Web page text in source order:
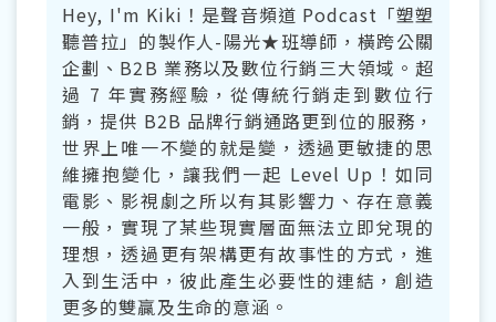
Hey, I'm Kiki！是聲音頻道 Podcast「塑塑
聽普拉」的製作人-陽光★班導師，橫跨公關
企劃、B2B 業務以及數位行銷三大領域。超
過 7 年實務經驗，從傳統行銷走到數位行
銷，提供 B2B 品牌行銷通路更到位的服務，
世界上唯一不變的就是變，透過更敏捷的思
維擁抱變化，讓我們一起 Level Up！如同
電影、影視劇之所以有其影響力、存在意義
一般，實現了某些現實層面無法立即兌現的
理想，透過更有架構更有故事性的方式，進
入到生活中，彼此產生必要性的連結，創造
更多的雙贏及生命的意涵。